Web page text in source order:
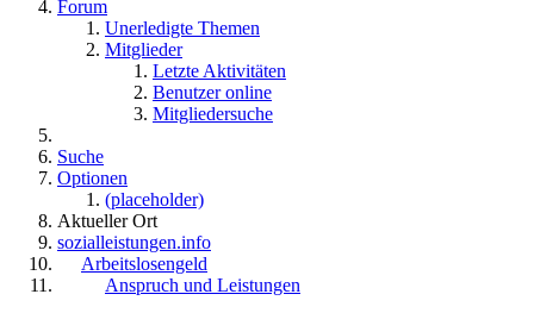
Forum
Unerledigte Themen
Mitglieder
Letzte Aktivitäten
Benutzer online
Mitgliedersuche
Suche
Optionen
(placeholder)
Aktueller Ort
sozialleistungen.info
Arbeitslosengeld
Anspruch und Leistungen